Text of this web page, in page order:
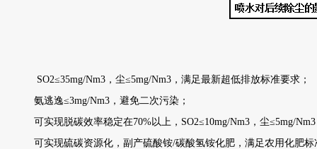
SO2≤35mg/Nm3，尘≤5mg/Nm3，满足最新超低排放标准要求；
氨逃逸≤3mg/Nm3，避免二次污染；
可实现脱碳效率稳定在70%以上，SO2≤10mg/Nm3，尘≤5mg/
可实现硫碳资源化，副产硫酸铵/碳酸氢铵化肥，满足农用化肥标